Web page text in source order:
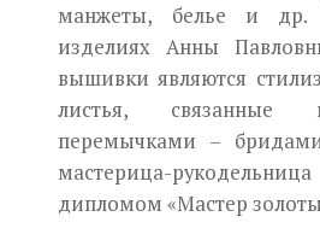
манжеты, белье и
изделиях Анны
вышивки являются
листья, связанные
перемычками –
мастерица-
дипломом «Мастер